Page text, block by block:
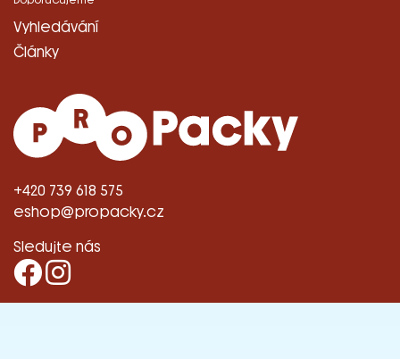
+420 739 618 575
eshop@propacky.cz
Sledujte nás
Vyhledávání
Články